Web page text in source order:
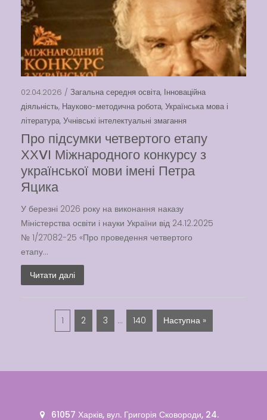
02.04.2026 / Загальна середня освіта, Інноваційна
діяльність, Науково-методична робота, Українська мова і
література, Учнівські інтелектуальні змагання
Про підсумки четвертого етапу
ХХVІ Міжнародного конкурсу з
української мови імені Петра
Яцика
У березні 2026 року на виконання наказу
Міністерства освіти і науки України від 24.12.2025
№ 1/27082-25 «Про проведення четвертого
етапу...
Читати далі
1 2 3 … 140 Наступна »
61057 Харків, вул. Григорія Сковороди, 24.